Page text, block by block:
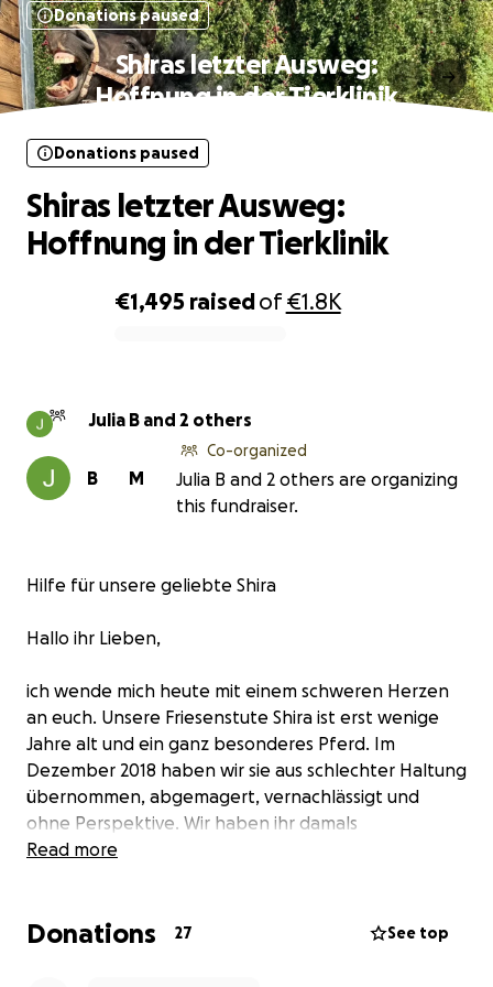
Donations paused
Shiras letzter Ausweg:
Hoffnung in der Tierklinik
€1,495 raisedof€1.8K
Donations paused
Shiras letzter Ausweg:
Hoffnung in der Tierklinik
Julia B and 2 others
M
B
Co-organized
Julia B and 2 others are organizing
this fundraiser.
Hilfe für unsere geliebte Shira
Hallo ihr Lieben,
ich wende mich heute mit einem schweren Herzen
an euch. Unsere Friesenstute Shira ist erst wenige
Jahre alt und ein ganz besonderes Pferd. Im
Dezember 2018 haben wir sie aus schlechter Haltung
übernommen, abgemagert, vernachlässigt und
ohne Perspektive. Wir haben ihr damals
versprochen, dass sie von nun an in Liebe,
Read more
Donations 27 See top